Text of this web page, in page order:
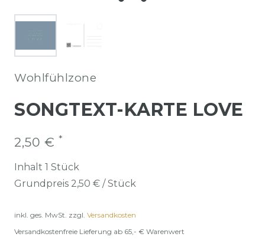
Wohlfühlzone
SONGTEXT-KARTE LOVE
2,50 € *
Inhalt 1 Stück
Grundpreis 2,50 € / Stück
inkl. ges. MwSt. zzgl. Versandkosten
Versandkostenfreie Lieferung ab 65,- € Warenwert